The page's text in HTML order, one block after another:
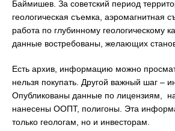
Баймишев. За советский период
геологическая съемка, аэромагнитная
работа по глубинному геологическому
данные востребованы, желающих
Есть архив, информацию можно
нельзя покупать. Другой важный шаг –
Опубликованы данные по лицензиям, на
нанесены ООПТ, полигоны. Эта
только геологам, но и инвесторам.